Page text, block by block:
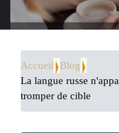
Accueil
Blog
La langue russe
tromper de cible